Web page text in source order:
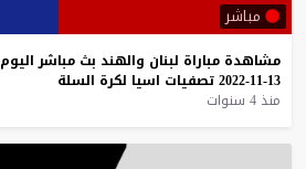
مباشر
مشاهدة مباراة لبنان والهند بث مباشر اليوم
13-11-2022
تصفيات اسيا لكرة السلة
منذ 4 سنوات